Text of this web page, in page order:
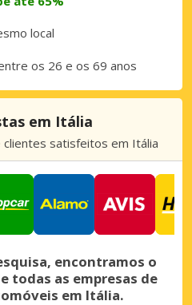
local
os 26 e os 69 anos
em Itália
clientes satisfeitos em Itália
encontramos o
todas as empresas de
em Itália.